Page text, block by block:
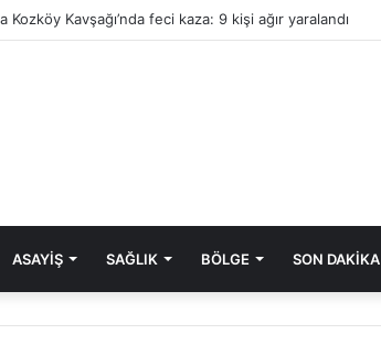
Kozköy Kavşağı’nda feci kaza: 9 kişi ağır yaralandı
ASAYIŞ SAĞLIK BÖLGE SON DAKIKA